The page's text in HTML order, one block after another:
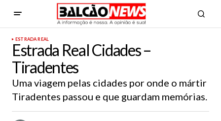
ESTRADA REAL
Estrada Real Cidades –
Tiradentes
Uma viagem pelas cidades por onde o mártir
Tiradentes passou e que guardam memórias.